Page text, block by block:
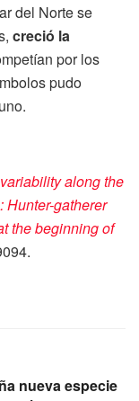
del Norte se
creció la
por los
pudo
along the
Hunter-gatherer
the beginning of
nueva especie